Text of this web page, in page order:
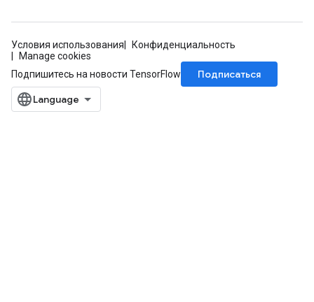
Условия использования
Конфиденциальность
Manage cookies
Подпишитесь на новости TensorFlow
Подписаться